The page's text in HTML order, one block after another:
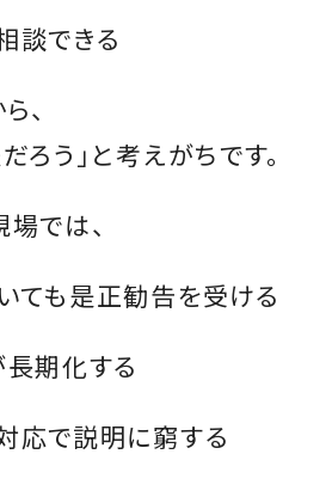
談できる
、
ろう」と考えがちです。
では、
ても是正勧告を受ける
長期化する
応で説明に窮する